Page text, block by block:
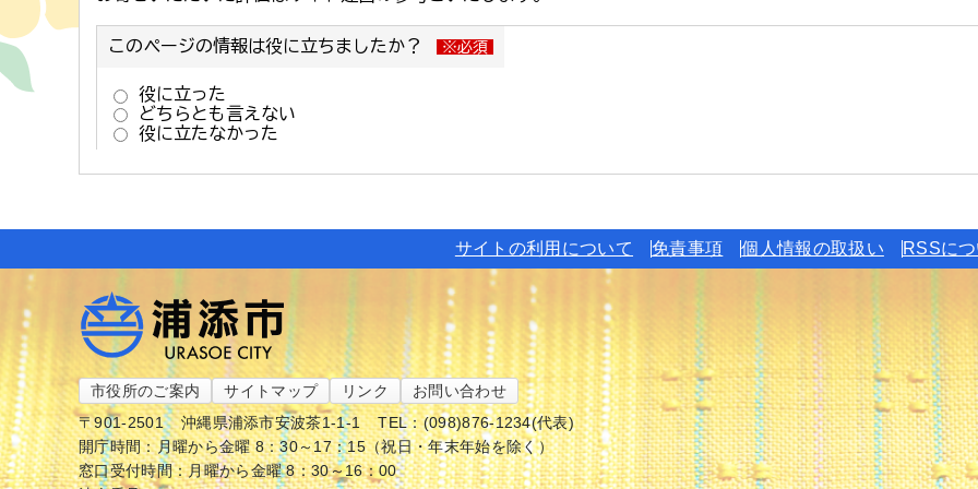
サイトの利用について 免責事項 個人情報の取扱い RSSに
市役所のご案内 サイトマップ リンク
お問い合わせ
〒901-2501
沖縄県浦添市安波茶1-1-1
TEL：(098)876-1234(代表)
開庁時間：月曜から金曜 8：30～17：15（祝日・年末年始を除く）
窓口受付時間：月曜から金曜 8：30～16：00